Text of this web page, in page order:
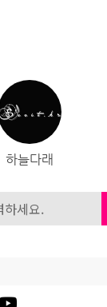
하늘다래